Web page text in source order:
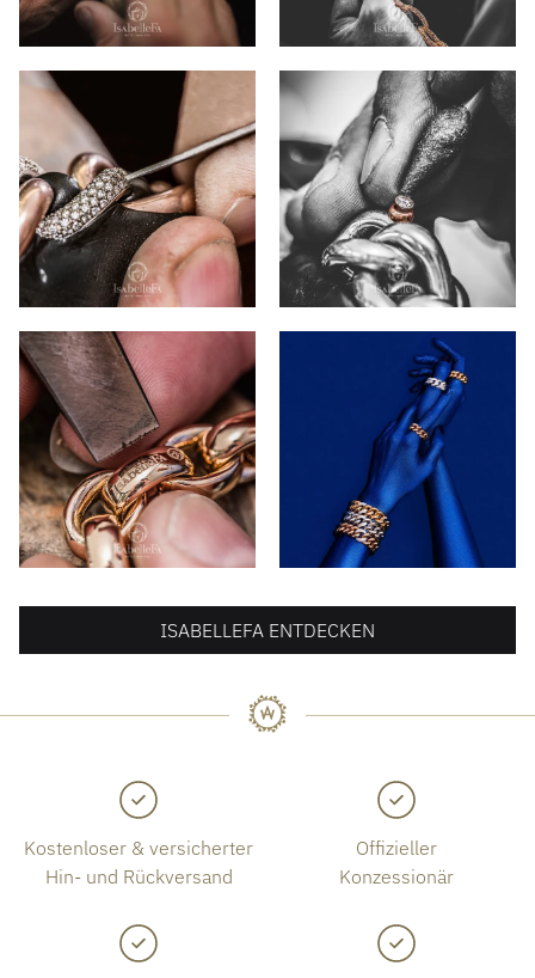
ISABELLEFA ENTDECKEN
Kostenloser & versicherter
Hin- und Rückversand
Offizieller
Konzessionär